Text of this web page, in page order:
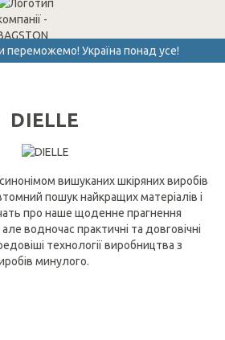
Україна понад усе!
DIELLE
вишуканих шкіряних виробів
пошук найкращих матеріалів і
про наше щоденне прагнення
водночас практичні та довговічні
технології виробництва з
минулого.